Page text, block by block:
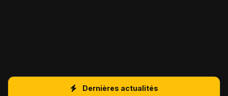
Dernières actualités